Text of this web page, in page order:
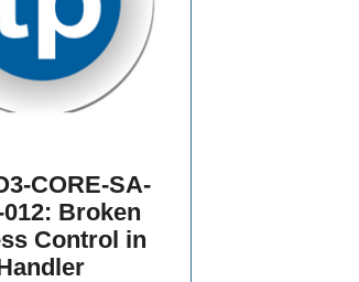
CORE-SA-
012: Broken
Control in